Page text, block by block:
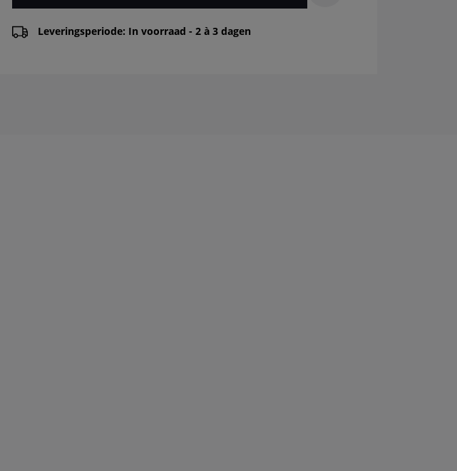
Leveringsperiode: In voorraad - 2 à 3 dagen